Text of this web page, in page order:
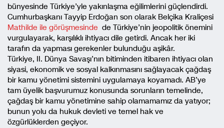
bünyesinde Türkiye’yle yakınlaşma eğilimlerini güçlendirdi.
Cumhurbaşkanı Tayyip Erdoğan son olarak Belçika Kraliçesi
Mathilde ile görüşmesinde de Türkiye’nin jeopolitik önemini
vurgulayarak, karşılıklı ihtiyacı dile getirdi. Ancak her iki
tarafın da yapması gerekenler bulunduğu aşikâr.
Türkiye, II. Dünya Savaşı’nın bitiminden itibaren ihtiyacı olan
siyasi, ekonomik ve sosyal kalkınmasını sağlayacak çağdaş
bir kamu yönetimi sistemini uygulamaya koyamadı. AB’ye
tam üyelik başvurumuz konusunda sorunların temelinde,
çağdaş bir kamu yönetimine sahip olamamamız da yatıyor;
bunun yolu da hukuk devleti ve temel hak ve
özgürlüklerden geçiyor.